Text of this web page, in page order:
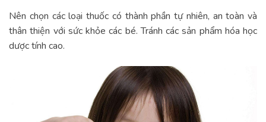
Nên chọn các loại thuốc có thành phần tự nhiên, an toàn và
thân thiện với sức khỏe các bé. Tránh các sản phẩm hóa học
dược tính cao.